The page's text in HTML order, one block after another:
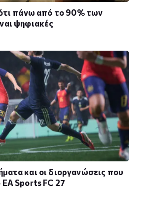
πάνω από το 90% των
ψηφιακές
και οι διοργανώσεις που
Sports FC 27